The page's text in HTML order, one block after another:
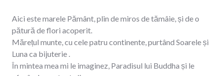
Aici este marele Pământ, plin de miros de tămâie, și de o
pătură de flori acoperit.
Mărețul munte, cu cele patru continente, purtând Soarele și
Luna ca bijuterie .
În mintea mea mi le imaginez, Paradisul lui Buddha și le